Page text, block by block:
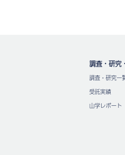
調査・研究
調査・研究一
受託実績
山学レポート